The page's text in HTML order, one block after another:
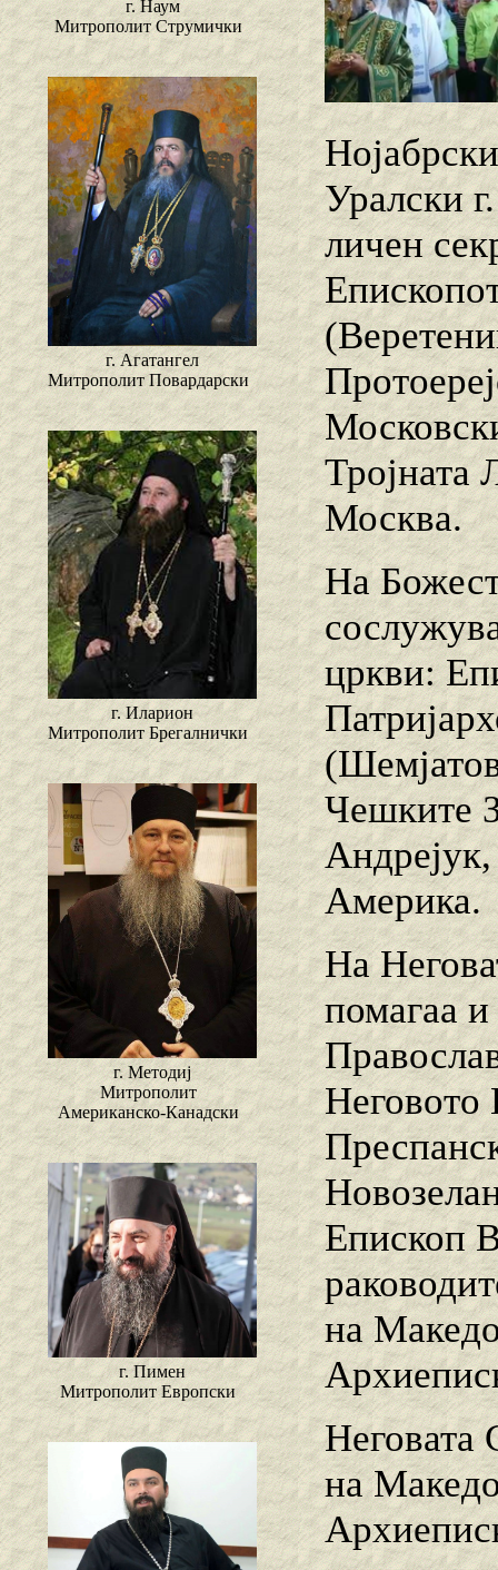
г. Наум
Митрополит Струмички
г. Агатангел
Митрополит Повардарски
г. Иларион
Митрополит Брегалнички
г. Методиј
Митрополит
Американско-Канадски
г. Пимен
Митрополит Европски
Уралски
личен
Тројната
Москва.
На
цркви:
Чешките
Америка.
На
помагаа и
Неговото
Епископ
на
Неговата
на